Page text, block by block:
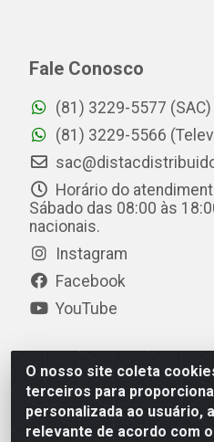
O nosso site coleta
terceiros para
personalizada ao usuário,
relevante de acordo com
Fale Conosco
(81) 3229-5577 (SAC)
(81) 3229-5566
Horário do
Sábado das 08:00 às
nacionais.
Instagram
Facebook
YouTube
Distac Distribuidora - Av.
- Jardim Petrópolis - Maceió/